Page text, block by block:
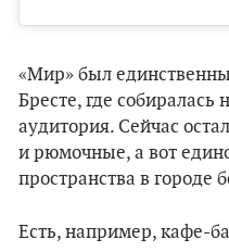
«Мир» был
Бресте, где собиралась
аудитория. Сейчас
и рюмочные, а вот
пространства в городе
Есть, например, кафе-